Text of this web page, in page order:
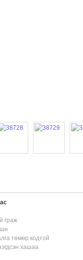
граж
төмөр кодтой
хашаа